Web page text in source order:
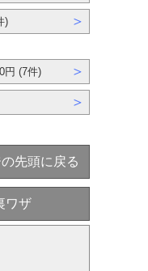
)
＞
円 (7件) ＞
＞
先頭に戻る
ワザ